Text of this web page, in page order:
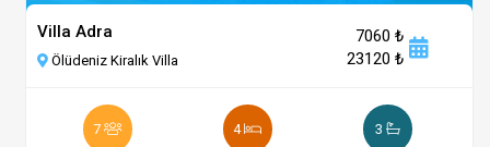
Villa Adra
Ölüdeniz Kiralık Villa
7060 ₺
23120 ₺
7 4 3